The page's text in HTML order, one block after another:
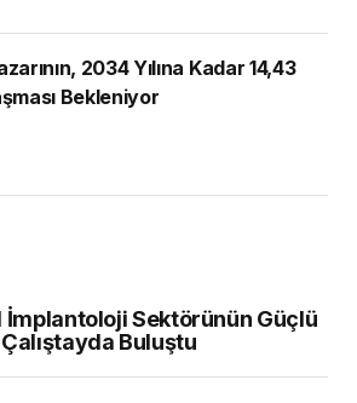
2034 Yılına Kadar 14,43
Bekleniyor
İmplantoloji Sektörünün Güçlü
Buluştu